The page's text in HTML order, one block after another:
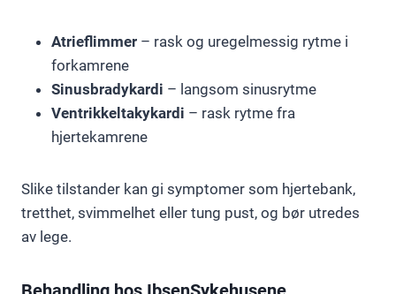
Atrieflimmer – rask og uregelmessig rytme i
forkamrene
Sinusbradykardi – langsom sinusrytme
Ventrikkeltakykardi – rask rytme fra
hjertekamrene
Slike tilstander kan gi symptomer som hjertebank,
tretthet, svimmelhet eller tung pust, og bør utredes
av lege.